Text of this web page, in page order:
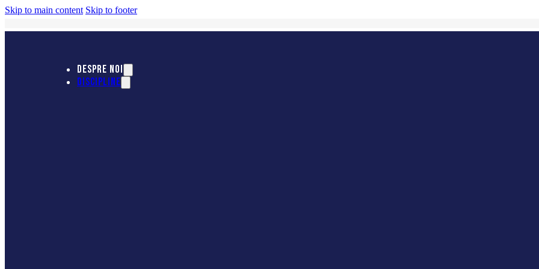
Skip to main content Skip to footer
DESPRE NOI
DISCIPLINE